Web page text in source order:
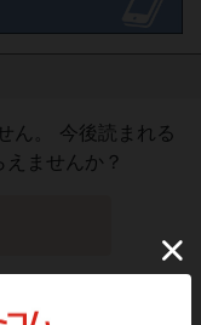
ん。 今後読まれる
ませんか？